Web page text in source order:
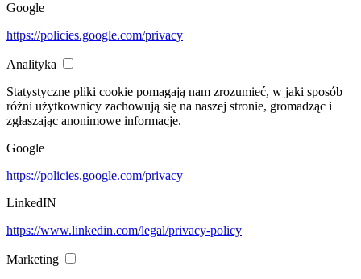
Google
https://policies.google.com/privacy
Analityka
Statystyczne pliki cookie pomagają nam zrozumieć, w jaki sposób
różni użytkownicy zachowują się na naszej stronie, gromadząc i
zgłaszając anonimowe informacje.
Google
https://policies.google.com/privacy
LinkedIN
https://www.linkedin.com/legal/privacy-policy
Marketing